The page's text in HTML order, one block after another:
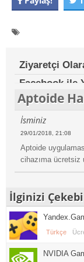
Ziyaretçi
Facebook ile
Aptoide
İsminiz
29/01/2018, 21:08
Aptoide
cihazıma ücretsiz
İlginizi
Türkçe
NVIDIA